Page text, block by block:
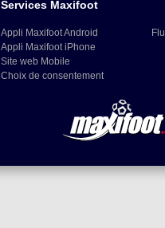
Services Maxifoot
Appli Maxifoot Android
Appli Maxifoot iPhone
Site web Mobile
Choix de consentement